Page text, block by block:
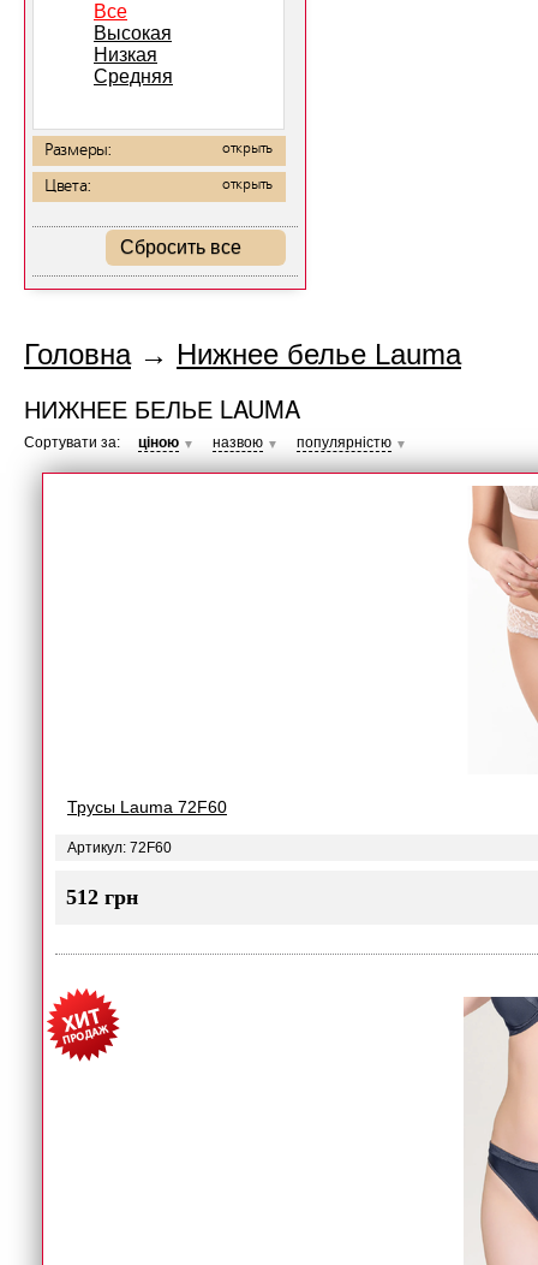
Все
Высокая
Низкая
Средняя
Размеры: открыть
Цвета: открыть
Сбросить все
Головна→ Нижнее белье Lauma
НИЖНЕЕ БЕЛЬЕ LAUMA
Сортувати за: ціною ▼ назвою ▼ популярністю ▼
Трусы Lauma 72F60
Артикул: 72F60
512 грн